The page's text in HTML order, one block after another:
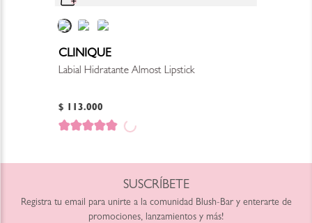
CLINIQUE
Labial Hidratante Almost Lipstick
$ 113.000
SUSCRÍBETE
Registra tu email para unirte a la comunidad Blush-Bar y enterarte de
promociones, lanzamientos y más!